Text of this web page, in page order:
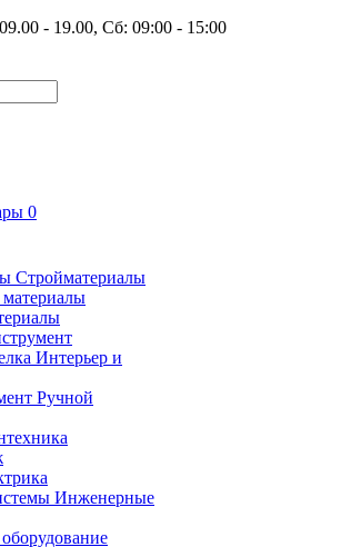
- 19.00, Сб: 09:00 - 15:00
0
Стройматериалы
Интерьер и
Ручной
Инженерные